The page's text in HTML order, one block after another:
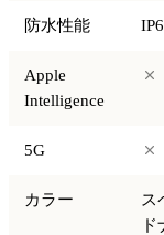
防水性能
Apple
Intelligence
5G
カラー
ス